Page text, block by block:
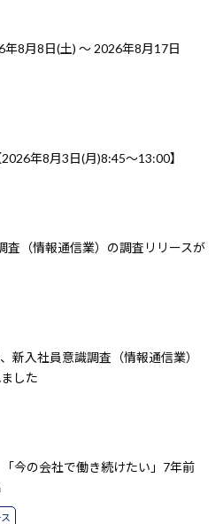
8月8日(土) ～ 2026年8月17日
年8月3日(月)8:45～13:00】
査（情報通信業）の調査リリースが
新入社員意識調査（情報通信業）
した
「今の会社で働き続けたい」7年前